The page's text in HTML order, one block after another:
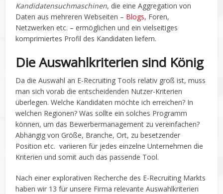
Kandidatensuchmaschinen, die eine Aggregation von
Daten aus mehreren Webseiten – Blogs, Foren,
Netzwerken etc. – ermöglichen und ein vielseitiges
komprimiertes Profil des Kandidaten liefern.
Die Auswahlkriterien sind König
Da die Auswahl an E-Recruiting Tools relativ groß ist, muss
man sich vorab die entscheidenden Nutzer-Kriterien
überlegen. Welche Kandidaten möchte ich erreichen? In
welchen Regionen? Was sollte ein solches Programm
können, um das Bewerbermanagement zu vereinfachen?
Abhängig von Größe, Branche, Ort, zu besetzender
Position etc. variieren für jedes einzelne Unternehmen die
Kriterien und somit auch das passende Tool.
Nach einer explorativen Recherche des E-Recruiting Markts
haben wir 13 für unsere Firma relevante Auswahlkriterien